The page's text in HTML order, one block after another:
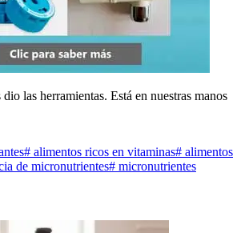
las herramientas. Está en nuestras manos
# alimentos ricos en vitaminas# alimentos
de micronutrientes# micronutrientes